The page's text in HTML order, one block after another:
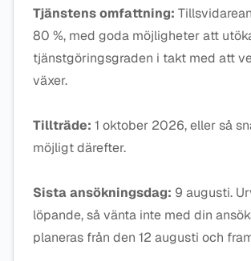
Tjänstens omfattning:
80 %, med goda möjligheter att
tjänstgöringsgraden i takt med att
växer.
Tillträde: 1 oktober 2026, eller så
möjligt därefter.
Sista ansökningsdag: 9 augusti.
löpande, så vänta inte med din
planeras från den 12 augusti och